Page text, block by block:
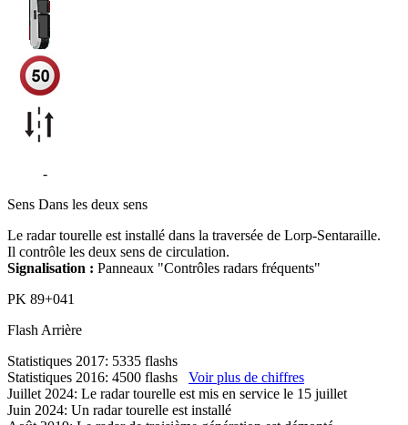
-
Sens Dans les deux sens
Le radar tourelle est installé dans la traversée de Lorp-Sentaraille.
Il contrôle les deux sens de circulation.
Signalisation : Panneaux "Contrôles radars fréquents"
PK 89+041
Flash Arrière
Statistiques 2017: 5335 flashs
Statistiques 2016: 4500 flashs Voir plus de chiffres
Juillet 2024: Le radar tourelle est mis en service le 15 juillet
Juin 2024: Un radar tourelle est installé